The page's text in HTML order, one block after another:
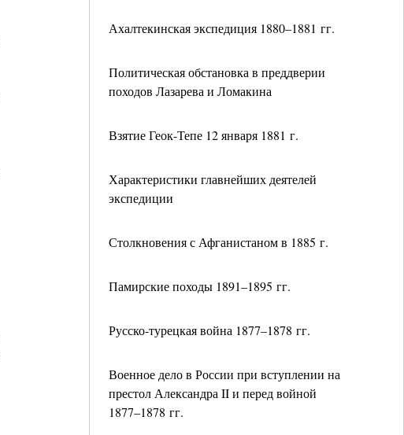
Ахалтекинская экспедиция 1880–1881 гг.
Политическая обстановка в преддверии
походов Лазарева и Ломакина
Взятие Геок-Тепе 12 января 1881 г.
Характеристики главнейших деятелей
экспедиции
Столкновения с Афганистаном в 1885 г.
Памирские походы 1891–1895 гг.
Русско-турецкая война 1877–1878 гг.
Военное дело в России при вступлении на
престол Александра II и перед войной
1877–1878 гг.